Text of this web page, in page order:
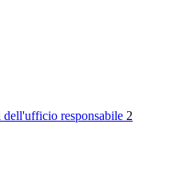
dell'ufficio responsabile 2